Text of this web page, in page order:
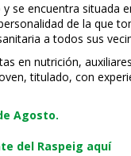
se encuentra
de la que
a todos sus
en nutrición,
titulado, con
Agosto.
del Raspeig aquí